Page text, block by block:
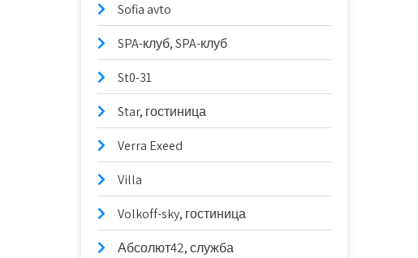
Sofia avto
SPA-клуб, SPA-клуб
St0-31
Star, гостиница
Verra Exeed
Villa
Volkoff-sky, гостиница
Абсолют42, служба